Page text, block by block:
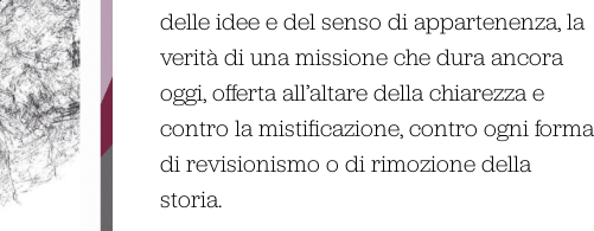
delle idee e del senso di appartenenza, la
verità di una missione che dura ancora
oggi, offerta all’altare della chiarezza e
contro la mistificazione, contro ogni forma
di revisionismo o di rimozione della
storia.